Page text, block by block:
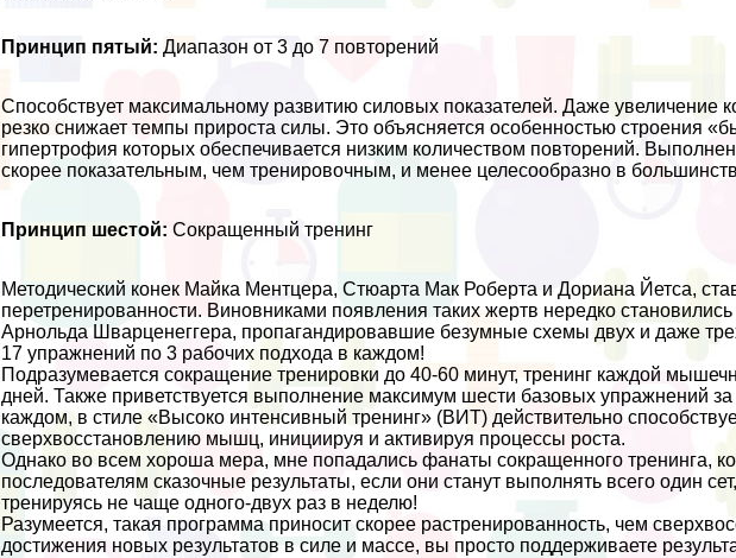
Принцип пятый: Диапазон от 3 до 7 повторений
Способствует максимальному развитию силовых показателей. Даже увеличение
резко снижает темпы прироста силы. Это объясняется особенностью строения
гипертрофия которых обеспечивается низким количеством повторений.
скорее показательным, чем тренировочным, и менее целесообразно в
Принцип шестой: Сокращенный тренинг
Методический конек Майка Ментцера, Стюарта Мак Роберта и Дориана Йетса,
перетренированности. Виновниками появления таких жертв нередко
Арнольда Шварценеггера, пропагандировавшие безумные схемы двух и даже
17 упражнений по 3 рабочих подхода в каждом!
Подразумевается сокращение тренировки до 40-60 минут, тренинг каждой
дней. Также приветствуется выполнение максимум шести базовых упражнений
каждом, в стиле «Высоко интенсивный тренинг» (ВИТ) действительно
сверхвосстановлению мышц, инициируя и активируя процессы роста.
Однако во всем хороша мера, мне попадались фанаты сокращенного тренинга,
последователям сказочные результаты, если они станут выполнять всего один
тренируясь не чаще одного-двух раз в неделю!
Разумеется, такая программа приносит скорее растренированность, чем
достижения новых результатов в силе и массе, вы просто поддерживаете